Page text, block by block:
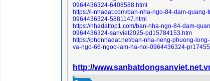
0964436324-6408588.html
https://i-nhadat.com/ban-nha-ngo-84-dam-
0964436324-5881147.html
https://nhadattop1.com/ban-nha-ngo-84-dam-
0964436324-sanviet2025-pd15784153.htm
https://phonhadat.net/ban-nha-rieng-phuong-
va-ngo-66-ngoc-lam-ha-noi-0964436324-
http://